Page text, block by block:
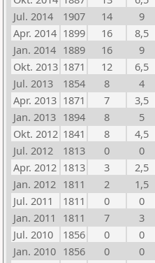
Jul. 2014
1907 14
9
Apr. 2014 1899 16
8,5
Jan. 2014 1889 16
9
Okt. 2013 1871 12
6,5
Jul. 2013
1854 8
4
Apr. 2013 1871 7
3,5
Jan. 2013 1894 8
5
Okt. 2012 1841 8
4,5
Jul. 2012
1813 0
0
Apr. 2012 1813 3
2,5
Jan. 2012 1811 2
1,5
Jul. 2011
1811 0
0
Jan. 2011
1811 7
3
Jul. 2010
1856 0
0
Jan. 2010 1856 0
0